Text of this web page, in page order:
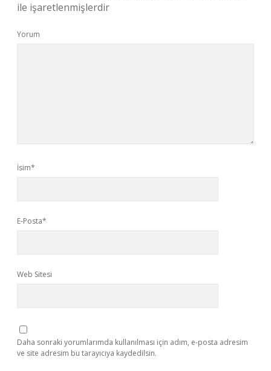
ile işaretlenmişlerdir
Yorum
İsim*
E-Posta*
Web Sitesi
Daha sonraki yorumlarımda kullanılması için adım, e-posta adresim
ve site adresim bu tarayıcıya kaydedilsin.